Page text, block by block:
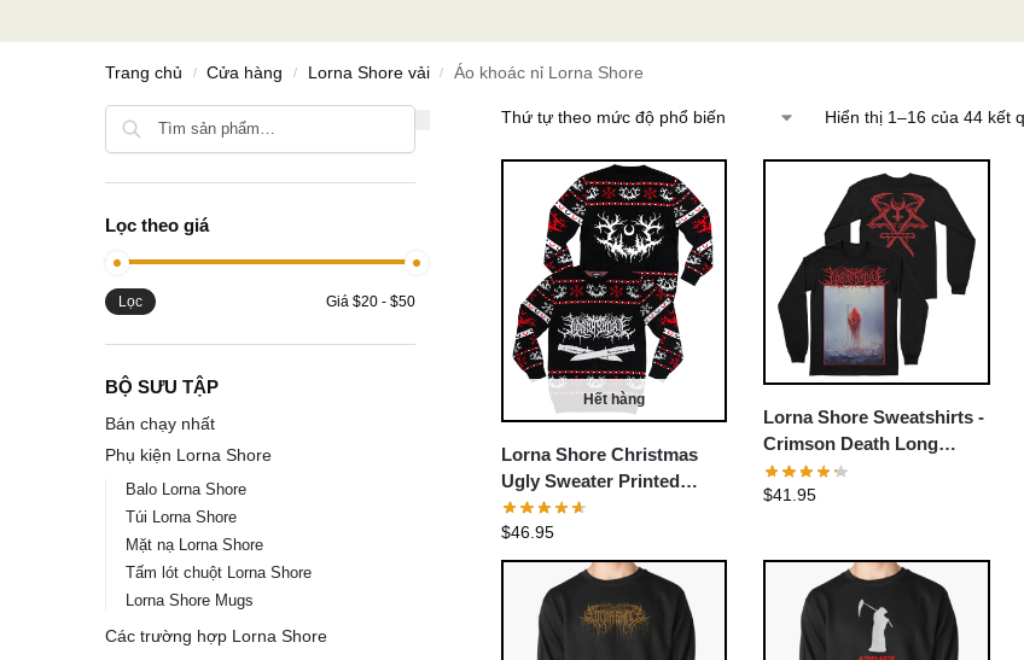
Trang chủ / Cửa hàng / Lorna Shore vải / Áo khoác nỉ Lorna Shore
Hiển thị 1–16 của 44 kết
Hết hàng
Lorna Shore Christmas
Ugly Sweater Printed
Logo
$46.95
Lorna Shore Sweatshirts -
Crimson Death Long
Sleeve Pullover Sweatshirt
$41.95
Lọc theo giá
Lọc Giá$20 -$50
BỘ SƯU TẬP
Bán chạy nhất
Phụ kiện Lorna Shore
Balo Lorna Shore
Túi Lorna Shore
Mặt nạ Lorna Shore
Tấm lót chuột Lorna Shore
Lorna Shore Mugs
Các trường hợp Lorna Shore